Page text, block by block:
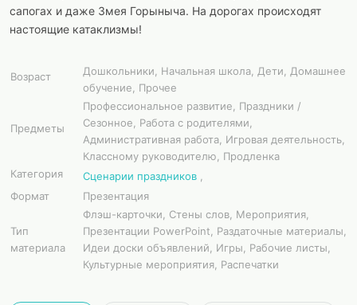
сапогах и даже Змея Горыныча. На дорогах происходят
настоящие катаклизмы!
Возраст
Дошкольники, Начальная школа, Дети, Домашнее
обучение, Прочее
Предметы
Профессиональное развитие, Праздники /
Сезонное, Работа с родителями,
Административная работа, Игровая деятельность,
Классному руководителю, Продленка
Категория
Сценарии праздников
Формат
Презентация
Тип
материала
Флэш-карточки, Стены слов, Мероприятия,
Презентации PowerPoint, Раздаточные материалы,
Идеи доски объявлений, Игры, Рабочие листы,
Культурные мероприятия, Распечатки